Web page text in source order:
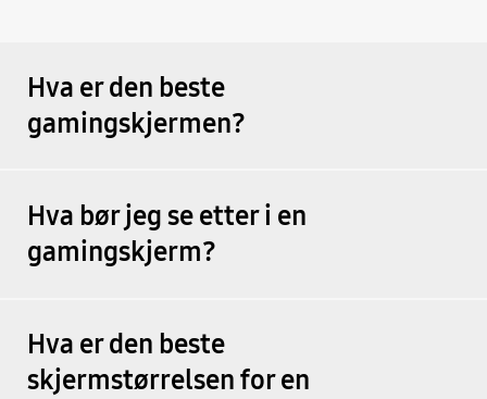
Hva er den beste
gamingskjermen?
Hva bør jeg se etter i en
gamingskjerm?
Hva er den beste
skjermstørrelsen for en